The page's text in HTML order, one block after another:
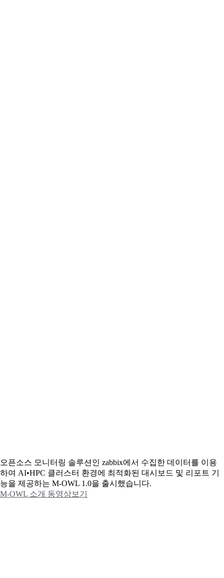
오픈소스 모니터링 솔루션인 zabbix에서 수집한 데이터를 이용
하여 AI•HPC 클러스터 환경에 최적화된 대시보드 및 리포트 기
능을 제공하는 M-OWL 1.0을 출시했습니다.
M-OWL 소개 동영상보기